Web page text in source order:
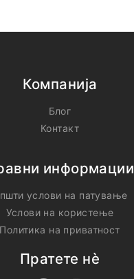
Компанија
Блог
Контакт
информации
услови на патување
Услови на користење
Политика на приватност
Пратете нѐ